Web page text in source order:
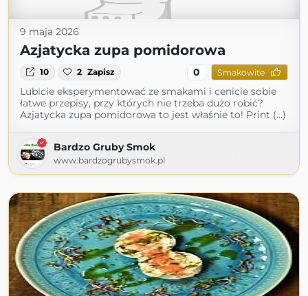
9 maja 2026
Azjatycka zupa pomidorowa
10 2 Zapisz 0 Smakowite
Lubicie eksperymentować ze smakami i cenicie sobie
łatwe przepisy, przy których nie trzeba dużo robić?
Azjatycka zupa pomidorowa to jest właśnie to! Print (...)
Bardzo Gruby Smok
www.bardzogrubysmok.pl